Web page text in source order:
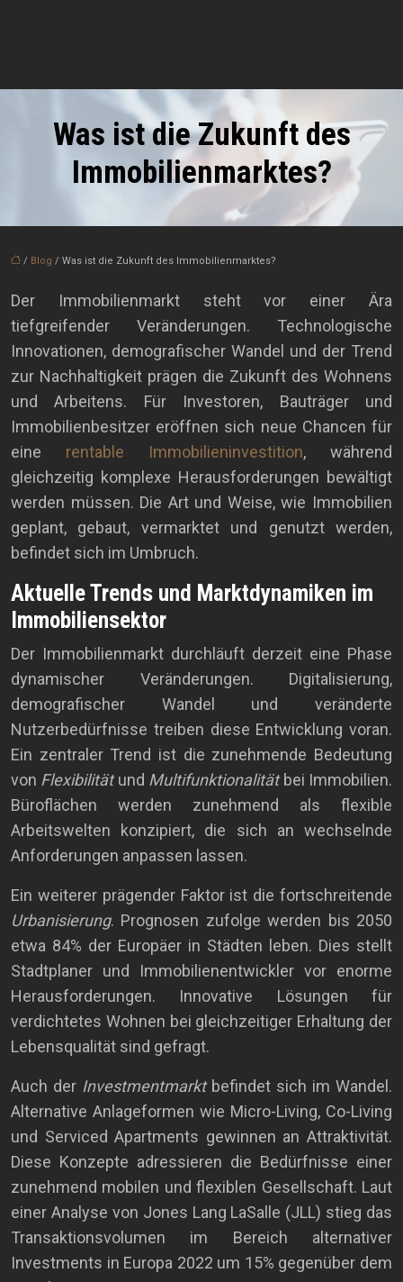
Was ist die Zukunft des
Immobilienmarktes?
/ Blog / Was ist die Zukunft des Immobilienmarktes?
Der Immobilienmarkt steht vor einer Ära
tiefgreifender Veränderungen. Technologische
Innovationen, demografischer Wandel und der Trend
zur Nachhaltigkeit prägen die Zukunft des Wohnens
und Arbeitens. Für Investoren, Bauträger und
Immobilienbesitzer eröffnen sich neue Chancen für
eine rentable Immobilieninvestition, während
gleichzeitig komplexe Herausforderungen bewältigt
werden müssen. Die Art und Weise, wie Immobilien
geplant, gebaut, vermarktet und genutzt werden,
befindet sich im Umbruch.
Aktuelle Trends und Marktdynamiken im
Immobiliensektor
Der Immobilienmarkt durchläuft derzeit eine Phase
dynamischer Veränderungen. Digitalisierung,
demografischer Wandel und veränderte
Nutzerbedürfnisse treiben diese Entwicklung voran.
Ein zentraler Trend ist die zunehmende Bedeutung
von Flexibilitätund Multifunktionalitätbei Immobilien.
Büroflächen werden zunehmend als flexible
Arbeitswelten konzipiert, die sich an wechselnde
Anforderungen anpassen lassen.
Ein weiterer prägender Faktor ist die fortschreitende
Urbanisierung. Prognosen zufolge werden bis 2050
etwa 84% der Europäer in Städten leben. Dies stellt
Stadtplaner und Immobilienentwickler vor enorme
Herausforderungen. Innovative Lösungen für
verdichtetes Wohnen bei gleichzeitiger Erhaltung der
Lebensqualität sind gefragt.
Auch der Investmentmarktbefindet sich im Wandel.
Alternative Anlageformen wie Micro-Living, Co-Living
und Serviced Apartments gewinnen an Attraktivität.
Diese Konzepte adressieren die Bedürfnisse einer
zunehmend mobilen und flexiblen Gesellschaft. Laut
einer Analyse von Jones Lang LaSalle (JLL) stieg das
Transaktionsvolumen im Bereich alternativer
Investments in Europa 2022 um 15% gegenüber dem